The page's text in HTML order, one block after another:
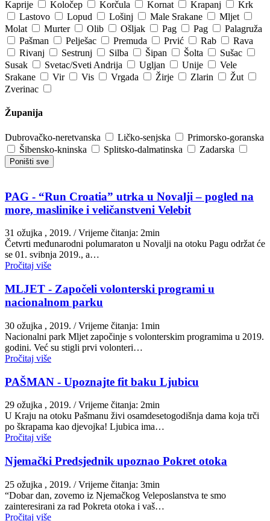
Kaprije
Koločep Korčula Kornat Krapanj
Krk
Lastovo
Lopud Lošinj Male Srakane
Mljet
Molat
Murter Olib Ošljak Pag Pag
Palagruža
Pašman
Pelješac Premuda Prvić Rab
Rava
Rivanj
Sestrunj Silba Šipan Šolta
Sušac
Susak
Svetac/Sveti Andrija Ugljan Unije
Vele
Srakane
Vir Vis Vrgada Žirje Zlarin
Žut
Zverinac
Županija
Dubrovačko-neretvanska Ličko-senjska
Primorsko-goranska
Šibensko-kninska
Splitsko-dalmatinska Zadarska
Poništi sve
PAG - “Run Croatia” utrka u Novalji – pogled na
more, maslinike i veličanstveni Velebit
31 ožujka , 2019. / Vrijeme čitanja: 2min
Četvrti međunarodni polumaraton u Novalji na otoku Pagu održat će
se 01. svibnja 2019., a…
Pročitaj više
MLJET - Započeli volonterski programi u
nacionalnom parku
30 ožujka , 2019. / Vrijeme čitanja: 1min
Nacionalni park Mljet započinje s volonterskim programima u 2019.
godini. Već su stigli prvi volonteri…
Pročitaj više
PAŠMAN - Upoznajte fit baku Ljubicu
29 ožujka , 2019. / Vrijeme čitanja: 2min
U Kraju na otoku Pašmanu živi osamdesetogodišnja dama koja trči
po škrapama kao djevojka! Ljubica ima…
Pročitaj više
Njemački Predsjednik upoznao Pokret otoka
25 ožujka , 2019. / Vrijeme čitanja: 3min
“Dobar dan, zovemo iz Njemačkog Veleposlanstva te smo
zainteresirani za rad Pokreta otoka i vaš…
Pročitaj više